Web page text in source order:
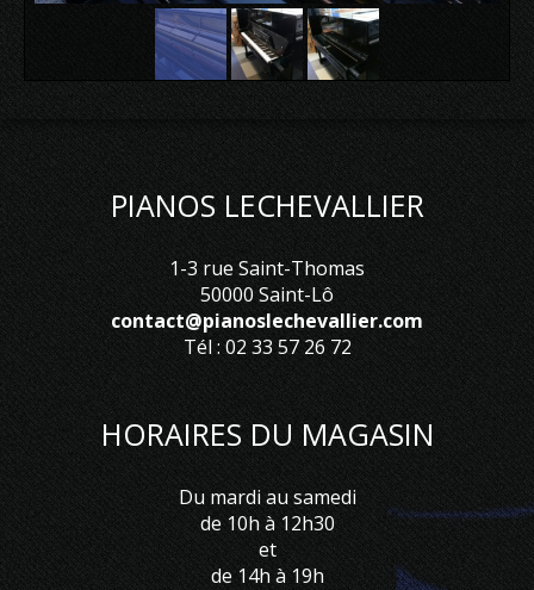
PIANOS LECHEVALLIER
1-3 rue Saint-Thomas
50000 Saint-Lô
contact@pianoslechevallier.com
Tél : 02 33 57 26 72
HORAIRES DU MAGASIN
Du mardi au samedi
de 10h à 12h30
et
de 14h à 19h